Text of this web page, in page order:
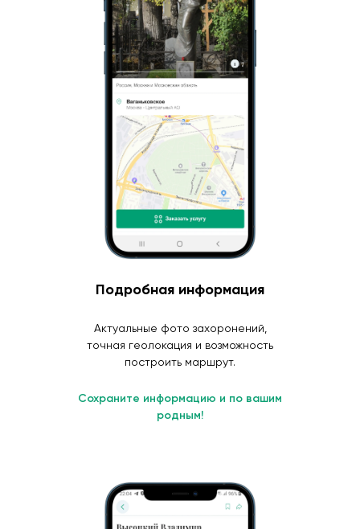
Подробная информация
Актуальные фото захоронений,
точная геолокация и возможность
построить маршрут.
Сохраните информацию и по вашим
родным!